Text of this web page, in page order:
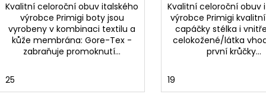
Kvalitní celoroční obuv italského
výrobce Primigi boty jsou
vyrobeny v kombinaci textilu a
kůže membrána: Gore-Tex -
zabraňuje promoknutí...
25
Kvalitní celoroční obuv
výrobce Primigi
capáčky stélka i
celokožené/látka
první krůčky...
19